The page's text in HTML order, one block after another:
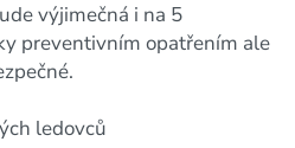
výjimečná i na 5
preventivním opatřením ale
ledovců